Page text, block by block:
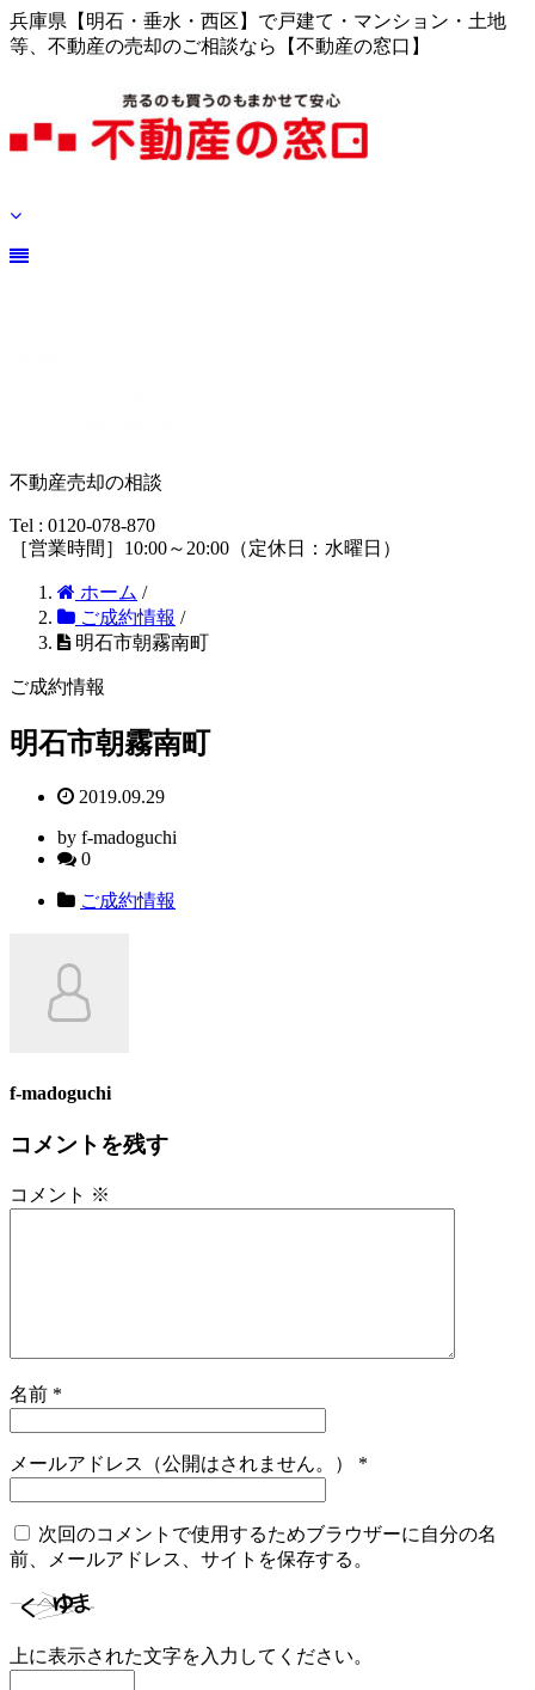
兵庫県【明石・垂水・西区】で戸建て・マンション・土地
等、不動産の売却のご相談なら【不動産の窓口】
不動産売却の相談
Tel : 0120-078-870
［営業時間］10:00～20:00（定休日：水曜日）
ホーム /
ご成約情報 /
明石市朝霧南町
ご成約情報
明石市朝霧南町
2019.09.29
by f-madoguchi
0
ご成約情報
f-madoguchi
コメントを残す
コメント ※
名前 *
メールアドレス（公開はされません。） *
次回のコメントで使用するためブラウザーに自分の名
前、メールアドレス、サイトを保存する。
上に表示された文字を入力してください。